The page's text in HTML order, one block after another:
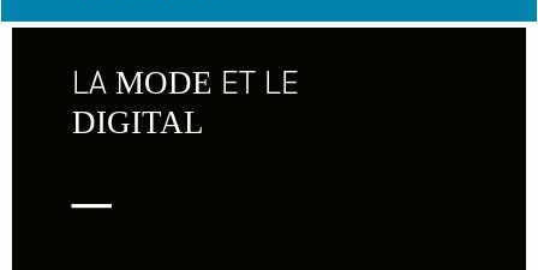
LA MODE ET LE
DIGITAL